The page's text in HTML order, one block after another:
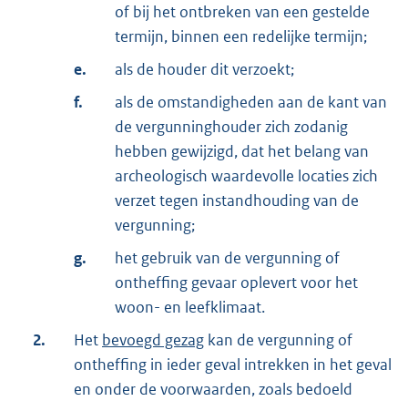
of bij het ontbreken van een gestelde
termijn, binnen een redelijke termijn;
e.
als de houder dit verzoekt;
f.
als de omstandigheden aan de kant van
de vergunninghouder zich zodanig
hebben gewijzigd, dat het belang van
archeologisch waardevolle locaties zich
verzet tegen instandhouding van de
vergunning;
g.
het gebruik van de vergunning of
ontheffing gevaar oplevert voor het
woon- en leefklimaat.
2.
Het bevoegd gezag kan de vergunning of
ontheffing in ieder geval intrekken in het geval
en onder de voorwaarden, zoals bedoeld